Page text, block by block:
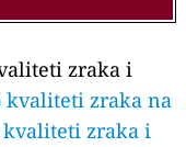
zraka i
kvaliteti zraka na
zraka i